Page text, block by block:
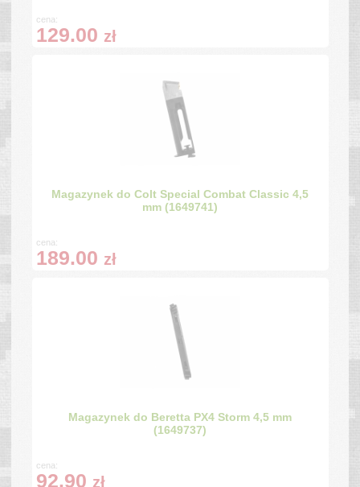
cena:
129.00 zł
Magazynek do Colt Special Combat Classic 4,5
mm (1649741)
cena:
189.00 zł
Magazynek do Beretta PX4 Storm 4,5 mm
(1649737)
cena:
92.90 zł